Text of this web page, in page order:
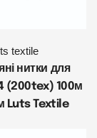
textile
нитки для
(200tex) 100м
Luts Textile